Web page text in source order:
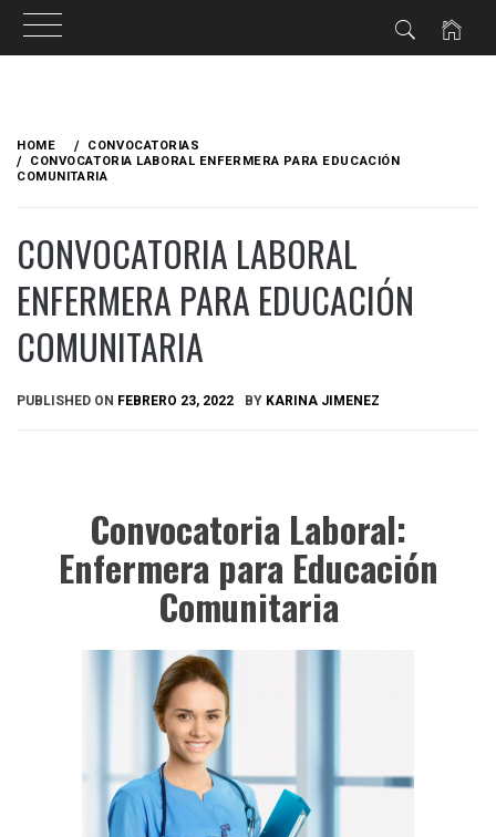
HOME
CONVOCATORIAS
CONVOCATORIA LABORAL ENFERMERA PARA EDUCACIÓN
COMUNITARIA
CONVOCATORIA LABORAL
ENFERMERA PARA EDUCACIÓN
COMUNITARIA
PUBLISHED ON FEBRERO 23, 2022 BY KARINA JIMENEZ
Convocatoria Laboral:
Enfermera para Educación
Comunitaria